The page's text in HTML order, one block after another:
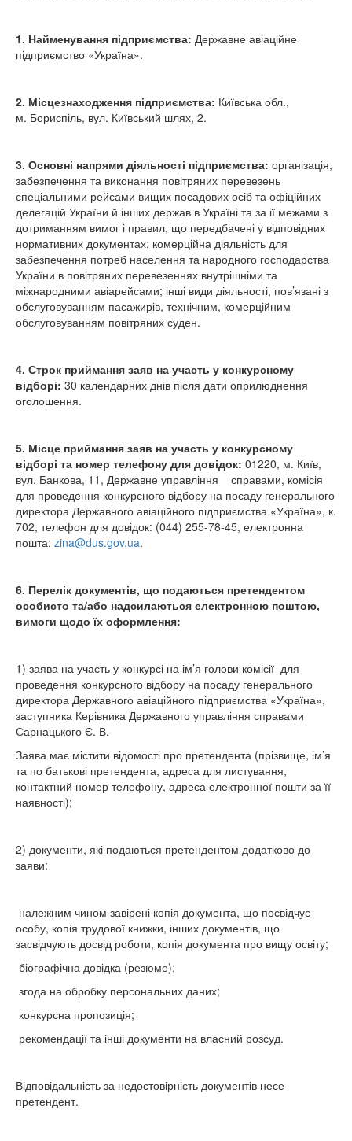
1. Найменування підприємства: Державне авіаційне
підприємство «Україна».
2. Місцезнаходження підприємства: Київська обл.,
м. Бориспіль, вул. Київський шлях, 2.
3. Основні напрями діяльності підприємства: організація,
забезпечення та виконання повітряних перевезень
спеціальними рейсами вищих посадових осіб та офіційних
делегацій України й інших держав в Україні та за ії межами з
дотриманням вимог і правил, що передбачені у відповідних
нормативних документах; комерційна діяльність для
забезпечення потреб населення та народного господарства
України в повітряних перевезеннях внутрішніми та
міжнародними авіарейсами; інші види діяльності, пов’язані з
обслуговуванням пасажирів, технічним, комерційним
обслуговуванням повітряних суден.
4. Строк приймання заяв на участь у конкурсному
відборі: 30 календарних днів після дати оприлюднення
оголошення.
5. Місце приймання заяв на участь у конкурсному
відборі та номер телефону для довідок: 01220, м. Київ,
вул. Банкова, 11, Державне управління справами, комісія
для проведення конкурсного відбору на посаду генерального
директора Державного авіаційного підприємства «Україна», к.
702, телефон для довідок: (044) 255-78-45, електронна
пошта: zina@dus.gov.ua.
6. Перелік документів, що подаються претендентом
особисто та/або надсилаються електронною поштою,
вимоги щодо їх оформлення:
1) заява на участь у конкурсі на ім’я голови комісії для
проведення конкурсного відбору на посаду генерального
директора Державного авіаційного підприємства «Україна»,
заступника Керівника Державного управління справами
Сарнацького Є. В.
Заява має містити відомості про претендента (прізвище, ім’я
та по батькові претендента, адреса для листування,
контактний номер телефону, адреса електронної пошти за її
наявності);
2) документи, які подаються претендентом додатково до
заяви:
належним чином завірені копія документа, що посвідчує
особу, копія трудової книжки, інших документів, що
засвідчують досвід роботи, копія документа про вищу освіту;
біографічна довідка (резюме);
згода на обробку персональних даних;
конкурсна пропозиція;
рекомендації та інші документи на власний розсуд.
Відповідальність за недостовірність документів несе
претендент.